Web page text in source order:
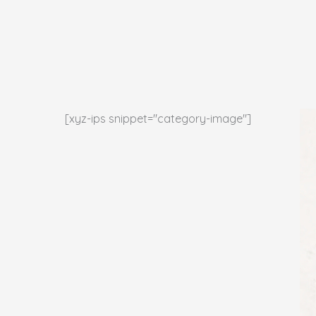
[xyz-ips snippet="category-image"]